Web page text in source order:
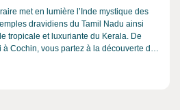
met en lumière l’Inde mystique des
dravidiens du Tamil Nadu ainsi
tropicale et luxuriante du Kerala. De
à Cochin, vous partez à la découverte de